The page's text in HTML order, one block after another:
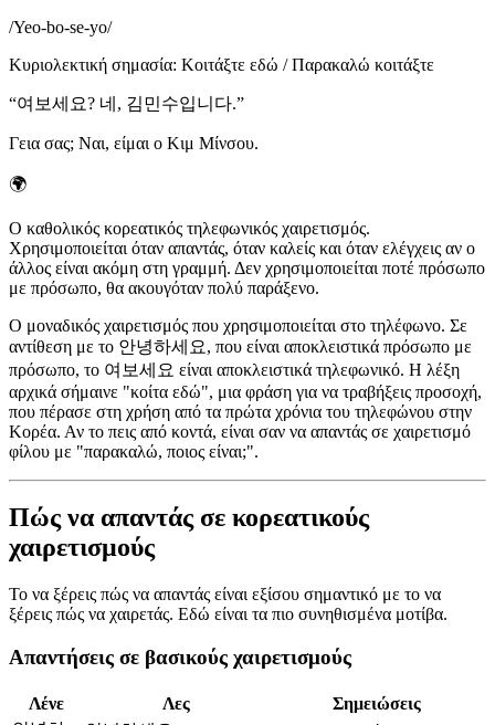
/Yeo-bo-se-yo/
Κυριολεκτική σημασία: Κοιτάξτε εδώ / Παρακαλώ κοιτάξτε
“여보세요? 네, 김민수입니다.”
Γεια σας; Ναι, είμαι ο Κιμ Μίνσου.
🌍
Ο καθολικός κορεατικός τηλεφωνικός χαιρετισμός.
Χρησιμοποιείται όταν απαντάς, όταν καλείς και όταν ελέγχεις αν ο
άλλος είναι ακόμη στη γραμμή. Δεν χρησιμοποιείται ποτέ πρόσωπο
με πρόσωπο, θα ακουγόταν πολύ παράξενο.
Ο μοναδικός χαιρετισμός που χρησιμοποιείται στο τηλέφωνο. Σε
αντίθεση με το 안녕하세요, που είναι αποκλειστικά πρόσωπο με
πρόσωπο, το 여보세요 είναι αποκλειστικά τηλεφωνικό. Η λέξη
αρχικά σήμαινε "κοίτα εδώ", μια φράση για να τραβήξεις προσοχή,
που πέρασε στη χρήση από τα πρώτα χρόνια του τηλεφώνου στην
Κορέα. Αν το πεις από κοντά, είναι σαν να απαντάς σε χαιρετισμό
φίλου με "παρακαλώ, ποιος είναι;".
Πώς να απαντάς σε κορεατικούς
χαιρετισμούς
Το να ξέρεις πώς να απαντάς είναι εξίσου σημαντικό με το να
ξέρεις πώς να χαιρετάς. Εδώ είναι τα πιο συνηθισμένα μοτίβα.
Απαντήσεις σε βασικούς χαιρετισμούς
Λένε Λες
Σημειώσεις